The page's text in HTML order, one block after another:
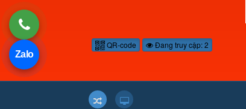
QR-code Đang truy cập: 2
Zalo